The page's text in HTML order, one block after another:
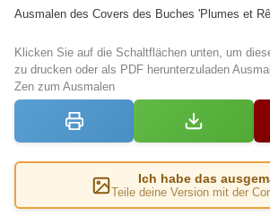
Ausmalen des Covers des Buches 'Plumes et
Klicken Sie auf die Schaltflächen unten, um
zu drucken oder als PDF herunterzuladen
Zen zum Ausmalen
Ich habe das
Teile deine Version mit der